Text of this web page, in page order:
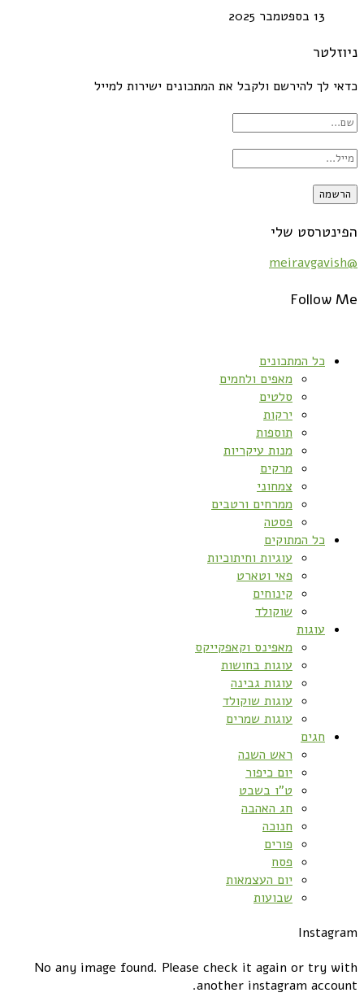
13 בספטמבר 2025
ניוזלטר
כדאי לך להירשם ולקבל את המתכונים ישירות למייל
הפינטרסט שלי
@meiravgavish
Follow Me
כל המתכונים
מאפים ולחמים
סלטים
ירקות
תוספות
מנות עיקריות
מרקים
צמחוני
ממרחים ורטבים
פסטה
כל המתוקים
עוגיות וחיתוכיות
פאי וטארט
קינוחים
שוקולד
עוגות
מאפינס וקאפקייקס
עוגות בחושות
עוגות גבינה
עוגות שוקולד
עוגות שמרים
חגים
ראש השנה
יום כיפור
ט”ו בשבט
חג האהבה
חנוכה
פורים
פסח
יום העצמאות
שבועות
Instagram
No any image found. Please check it again or try with
another instagram account.